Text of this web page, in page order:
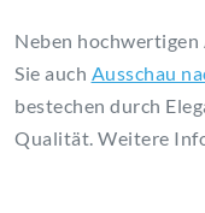
Neben
Sie auch Ausschau
bestechen durch
Qualität. Weitere